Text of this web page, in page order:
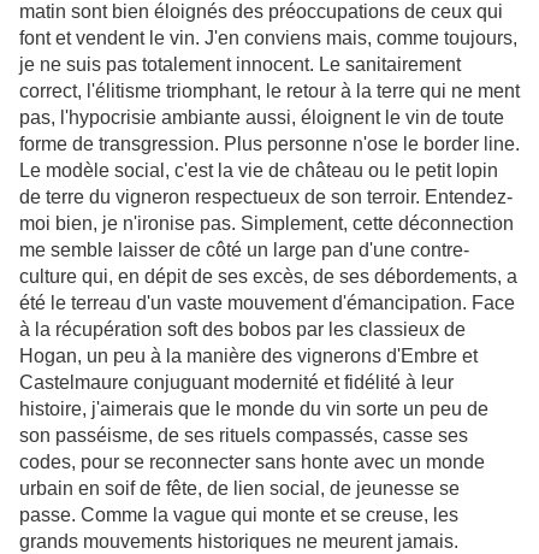
matin sont bien éloignés des préoccupations de ceux qui
font et vendent le vin. J'en conviens mais, comme toujours,
je ne suis pas totalement innocent. Le sanitairement
correct, l'élitisme triomphant, le retour à la terre qui ne ment
pas, l'hypocrisie ambiante aussi, éloignent le vin de toute
forme de transgression. Plus personne n'ose le border line.
Le modèle social, c'est la vie de château ou le petit lopin
de terre du vigneron respectueux de son terroir. Entendez-
moi bien, je n'ironise pas. Simplement, cette déconnection
me semble laisser de côté un large pan d'une contre-
culture qui, en dépit de ses excès, de ses débordements, a
été le terreau d'un vaste mouvement d'émancipation. Face
à la récupération soft des bobos par les classieux de
Hogan, un peu à la manière des vignerons d'Embre et
Castelmaure conjuguant modernité et fidélité à leur
histoire, j'aimerais que le monde du vin sorte un peu de
son passéisme, de ses rituels compassés, casse ses
codes, pour se reconnecter sans honte avec un monde
urbain en soif de fête, de lien social, de jeunesse se
passe. Comme la vague qui monte et se creuse, les
grands mouvements historiques ne meurent jamais.